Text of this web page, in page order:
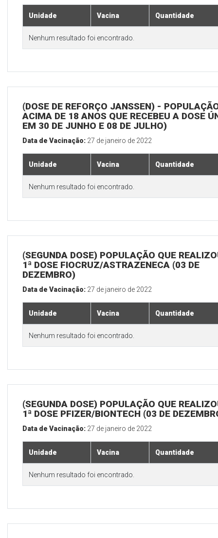
Unidade Vacina Quantidade
Nenhum resultado foi encontrado.
(DOSE DE REFORÇO JANSSEN) -
ACIMA DE 18 ANOS QUE RECEBEU A DOSE
EM 30 DE JUNHO E 08 DE JULHO)
Data de Vacinação: 27 de janeiro de 2022
Unidade Vacina Quantidade
Nenhum resultado foi encontrado.
(SEGUNDA DOSE) POPULAÇÃO QUE
1ª DOSE FIOCRUZ/ASTRAZENECA (03 DE
DEZEMBRO)
Data de Vacinação: 27 de janeiro de 2022
Unidade Vacina Quantidade
Nenhum resultado foi encontrado.
(SEGUNDA DOSE) POPULAÇÃO QUE
1ª DOSE PFIZER/BIONTECH (03 DE
Data de Vacinação: 27 de janeiro de 2022
Unidade Vacina Quantidade
Nenhum resultado foi encontrado.